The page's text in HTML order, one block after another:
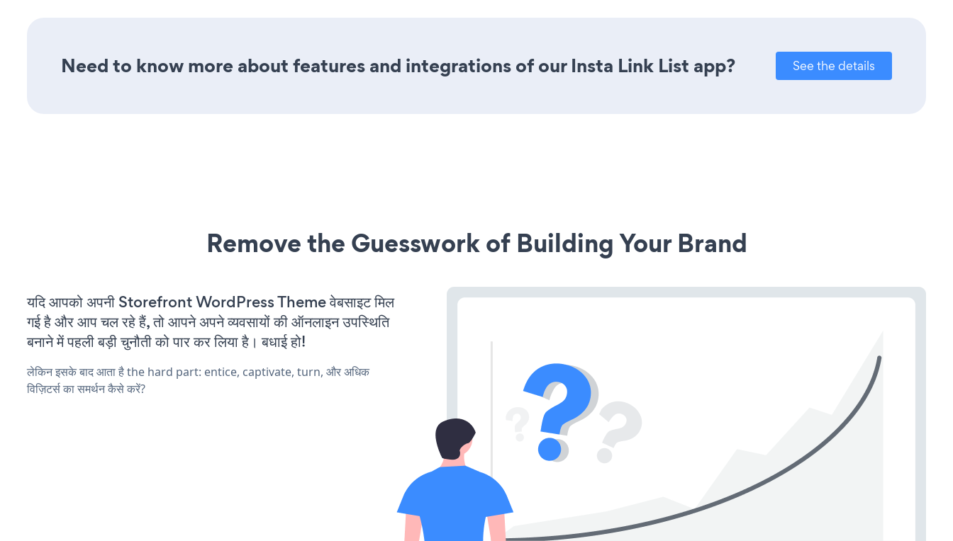
Need to know more about features and integrations of our Insta Link List app? See the details
Remove the Guesswork of Building Your Brand
यदि आपको अपनी Storefront WordPress Theme वेबसाइट मिल
गई है और आप चल रहे हैं, तो आपने अपने व्यवसायों की ऑनलाइन उपस्थिति
बनाने में पहली बड़ी चुनौती को पार कर लिया है। बधाई हो!
लेकिन इसके बाद आता है the hard part: entice, captivate, turn, और अधिक
विज़िटर्स का समर्थन कैसे करें?